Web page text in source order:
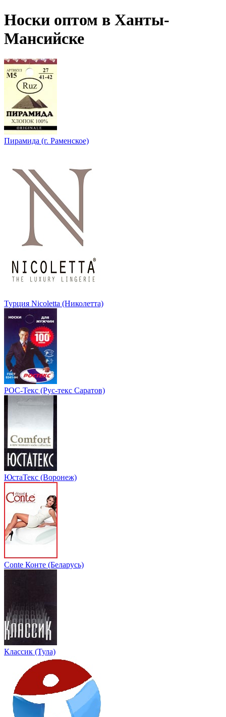
Носки оптом в Ханты-
Мансийске
Пирамида (г. Раменское)
Турция Nicoletta (Николетта)
РОС-Текс (Рус-текс Саратов)
ЮстаТекс (Воронеж)
Conte Конте (Беларусь)
Классик (Тула)